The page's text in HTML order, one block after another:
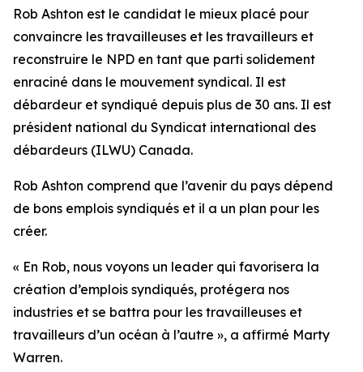
Rob Ashton est le candidat le mieux placé pour
convaincre les travailleuses et les travailleurs et
reconstruire le NPD en tant que parti solidement
enraciné dans le mouvement syndical. Il est
débardeur et syndiqué depuis plus de 30 ans. Il est
président national du Syndicat international des
débardeurs (ILWU) Canada.
Rob Ashton comprend que l’avenir du pays dépend
de bons emplois syndiqués et il a un plan pour les
créer.
« En Rob, nous voyons un leader qui favorisera la
création d’emplois syndiqués, protégera nos
industries et se battra pour les travailleuses et
travailleurs d’un océan à l’autre », a affirmé Marty
Warren.